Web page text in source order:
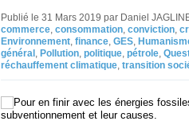
Publié le 31 Mars 2019 par Daniel
commerce, consommation, conviction,
Environnement, finance, GES,
général , Pollution, politique, pétrole,
réchauffement climatique, transition